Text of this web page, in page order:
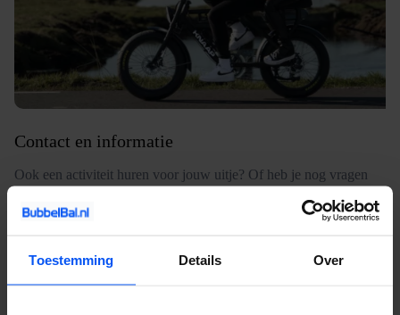
Toestemming Details Over
Contact en informatie
Ook een activiteit huren voor jouw uitje? Of heb je nog vragen
contactformulier
in. Dan nemen wij zo snel mogelijk contact met je op. Wij